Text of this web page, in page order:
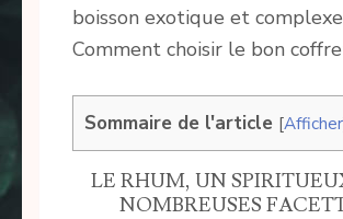
boisson exotique et
Comment choisir le bon
Sommaire de l'article [Afficher
LE RHUM, UN
NOMBREUSES